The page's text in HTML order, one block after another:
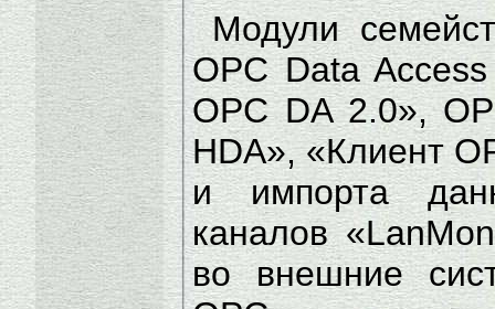
Модули
ОРС Data
ОРС DA 2.0»,
НDA», «Клиент
и импорта
каналов
во внешние